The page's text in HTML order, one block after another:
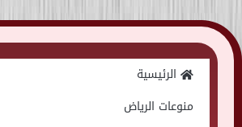
Skip
to
الرئيسية
منوعات الرياض